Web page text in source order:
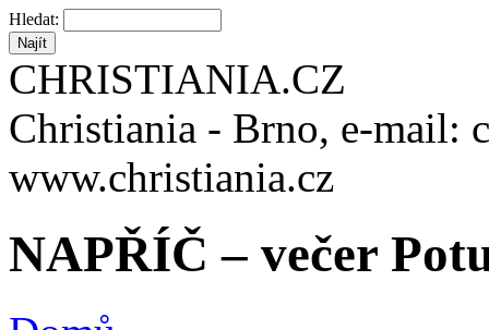
Hledat:
CHRISTIANIA.CZ
Christiania - Brno, e-mail:
www.christiania.cz
NAPŘÍČ – večer